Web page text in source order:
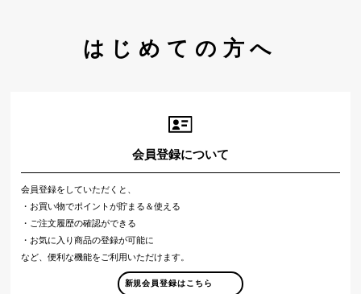
はじめての方へ
会員登録について
会員登録をしていただくと、
・お買い物でポイントが貯まる＆使える
・ご注文履歴の確認ができる
・お気に入り商品の登録が可能に
など、便利な機能をご利用いただけます。
新規会員登録はこちら